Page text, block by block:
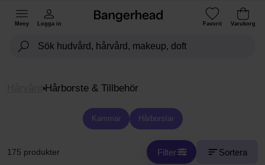
Meny Logga in Favorit Varukorg
Hårborste & Tillbehör
Kammar Hårborstar
175 produkter Filter Sortera